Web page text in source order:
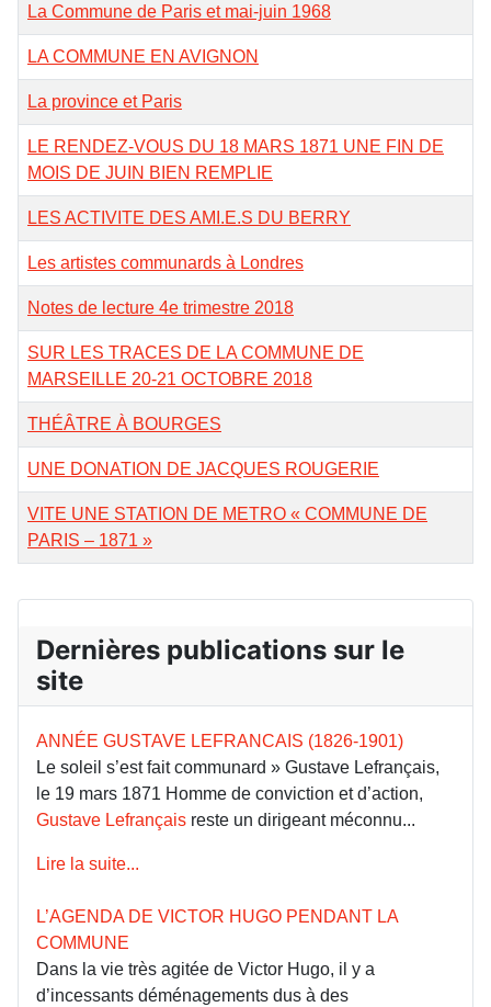
La Commune de Paris et mai-juin 1968
LA COMMUNE EN AVIGNON
La province et Paris
LE RENDEZ-VOUS DU 18 MARS 1871 UNE FIN DE
MOIS DE JUIN BIEN REMPLIE
LES ACTIVITE DES AMI.E.S DU BERRY
Les artistes communards à Londres
Notes de lecture 4e trimestre 2018
SUR LES TRACES DE LA COMMUNE DE
MARSEILLE 20-21 OCTOBRE 2018
THÉÂTRE À BOURGES
UNE DONATION DE JACQUES ROUGERIE
VITE UNE STATION DE METRO « COMMUNE DE
PARIS – 1871 »
Dernières publications sur le
site
ANNÉE GUSTAVE LEFRANCAIS (1826-1901)
Le soleil s’est fait communard » Gustave Lefrançais,
le 19 mars 1871 Homme de conviction et d’action,
Gustave Lefrançais reste un dirigeant méconnu...
Lire la suite...
L’AGENDA DE VICTOR HUGO PENDANT LA
COMMUNE
Dans la vie très agitée de Victor Hugo, il y a
d’incessants déménagements dus à des